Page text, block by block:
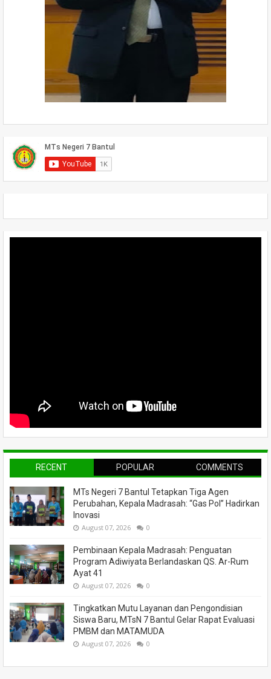
RECENT POPULAR COMMENTS
MTs Negeri 7 Bantul Tetapkan Tiga Agen
Perubahan, Kepala Madrasah: “Gas Pol” Hadirkan
Inovasi
August 07, 2026 0
Pembinaan Kepala Madrasah: Penguatan
Program Adiwiyata Berlandaskan QS. Ar-Rum
Ayat 41
August 07, 2026 0
Tingkatkan Mutu Layanan dan Pengondisian
Siswa Baru, MTsN 7 Bantul Gelar Rapat Evaluasi
PMBM dan MATAMUDA
August 07, 2026 0